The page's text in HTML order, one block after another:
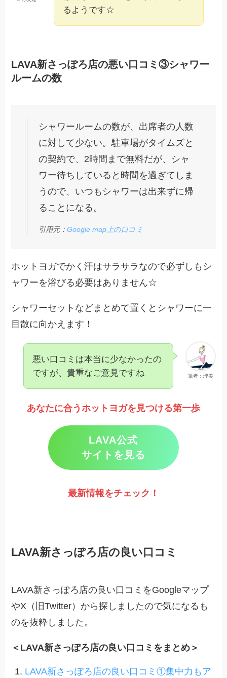
るようです☆
LAVA新さっぽろ店の悪い口コミ③シャワー
ルームの数
シャワールームの数が、出席者の人数
に対して少ない。駐車場がタイムズと
の契約で、2時間まで無料だが、シャ
ワー待ちしていると時間を過ぎてしま
うので、いつもシャワーは出来ずに帰
ることになる。
引用元：Google map上の口コミ
ホットヨガでかく汗はサラサラなので必ずしもシ
ャワーを浴びる必要はありません☆
シャワーセットなどまとめて置くとシャワーに一
目散に向かえます！
筆者：理美
悪い口コミは本当に少なかったの
ですが、貴重なご意見ですね
あなたに合うホットヨガを見つける第一歩
LAVA公式
サイトを見る
最新情報をチェック ！
LAVA新さっぽろ店の良い口コミ
LAVA新さっぽろ店の良い口コミをGoogleマップ
やX（旧Twitter）から探しましたので気になるも
のを抜粋しました。
＜LAVA新さっぽろ店の良い口コミをまとめ＞
LAVA新さっぽろ店の良い口コミ①集中力もア